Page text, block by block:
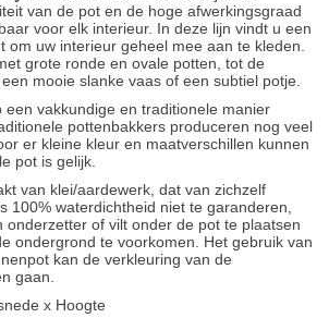
van de pot en de hoge afwerkingsgraad
voor elk interieur. In deze lijn vindt u een
om uw interieur geheel mee aan te kleden.
grote ronde en ovale potten, tot de
mooie slanke vaas of een subtiel potje.
een vakkundige en traditionele manier
pottenbakkers produceren nog veel
er kleine kleur en maatverschillen kunnen
pot is gelijk.
van klei/aardewerk, dat van zichzelf
100% waterdichtheid niet te garanderen,
onderzetter of vilt onder de pot te plaatsen
ondergrond te voorkomen. Het gebruik van
kan de verkleuring van de
gaan.
x Hoogte